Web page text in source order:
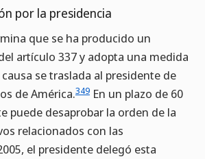
por la presidencia
que se ha producido un
artículo 337 y adopta una medida
se traslada al presidente de
de América.349 En un plazo de 60
puede desaprobar la orden de la
relacionados con las
el presidente delegó esta